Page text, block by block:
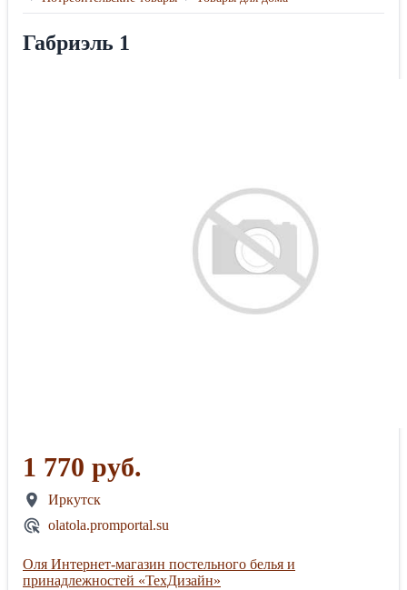
Габриэль 1
1 770 руб.
Иркутск
olatola.promportal.su
Оля Интернет-магазин постельного белья и
принадлежностей «ТехДизайн»